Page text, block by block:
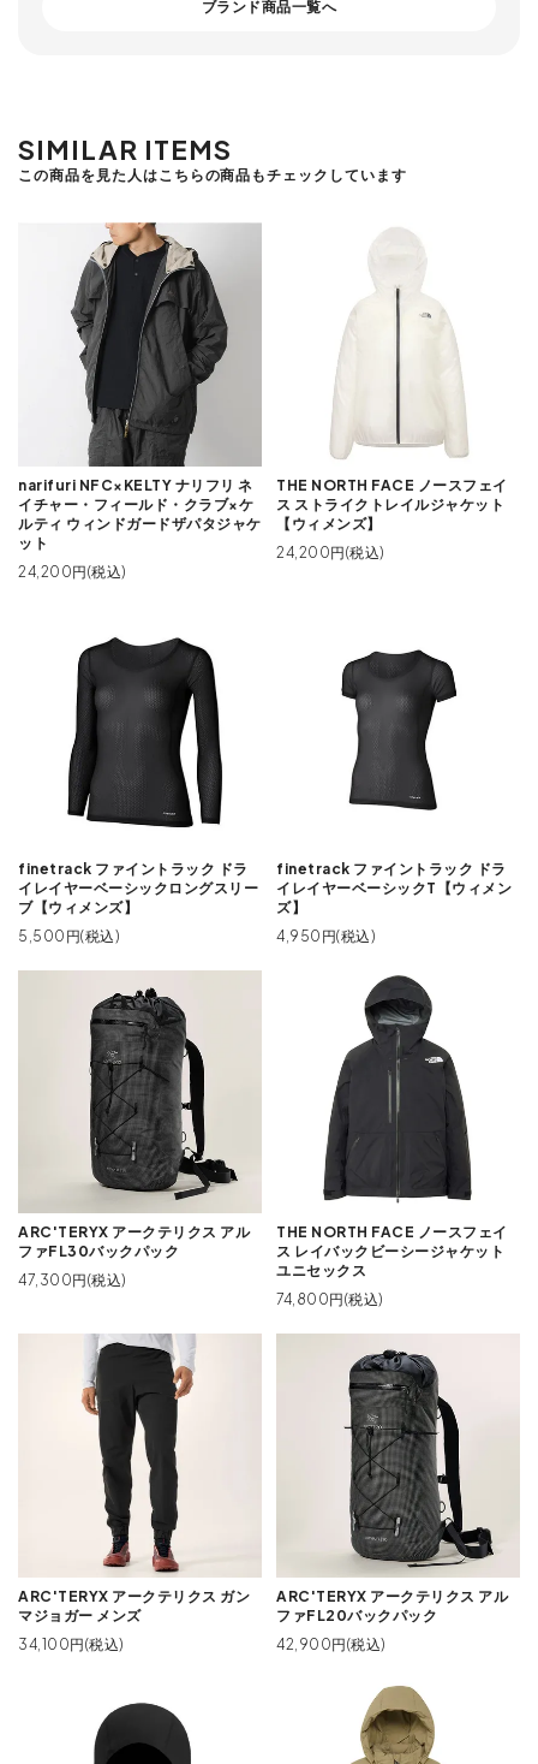
ブランド商品一覧へ
SIMILAR ITEMS
この商品を見た人はこちらの商品もチェックしています
narifuri NFC×KELTY ナリフリ ネ
イチャー・フィールド・クラブ×ケ
ルティ ウィンドガードザパタジャケ
ット
24,200円(税込)
THE NORTH FACE ノースフェイ
ス ストライクトレイルジャケット
【ウィメンズ】
24,200円(税込)
finetrack ファイントラック ドラ
イレイヤーベーシックロングスリー
ブ【ウィメンズ】
5,500円(税込)
finetrack ファイントラック ドラ
イレイヤーベーシックT【ウィメン
ズ】
4,950円(税込)
ARC'TERYX アークテリクス アル
ファFL30バックパック
47,300円(税込)
THE NORTH FACE ノースフェイ
ス レイバックビーシージャケット
ユニセックス
74,800円(税込)
ARC'TERYX アークテリクス ガン
マジョガー メンズ
34,100円(税込)
ARC'TERYX アークテリクス アル
ファFL20バックパック
42,900円(税込)